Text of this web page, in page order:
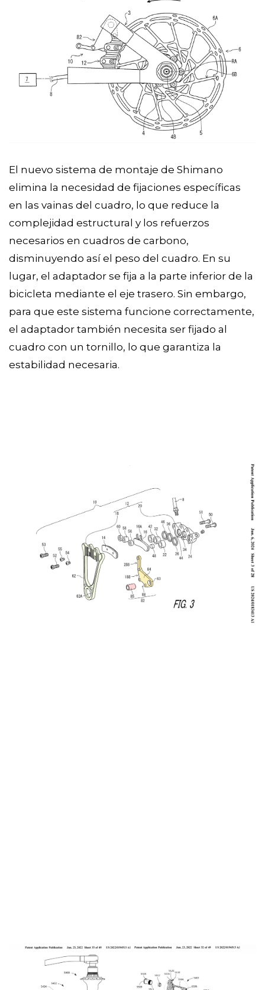
El nuevo sistema de montaje de Shimano
elimina la necesidad de fijaciones específicas
en las vainas del cuadro, lo que reduce la
complejidad estructural y los refuerzos
necesarios en cuadros de carbono,
disminuyendo así el peso del cuadro. En su
lugar, el adaptador se fija a la parte inferior de la
bicicleta mediante el eje trasero. Sin embargo,
para que este sistema funcione correctamente,
el adaptador también necesita ser fijado al
cuadro con un tornillo, lo que garantiza la
estabilidad necesaria.